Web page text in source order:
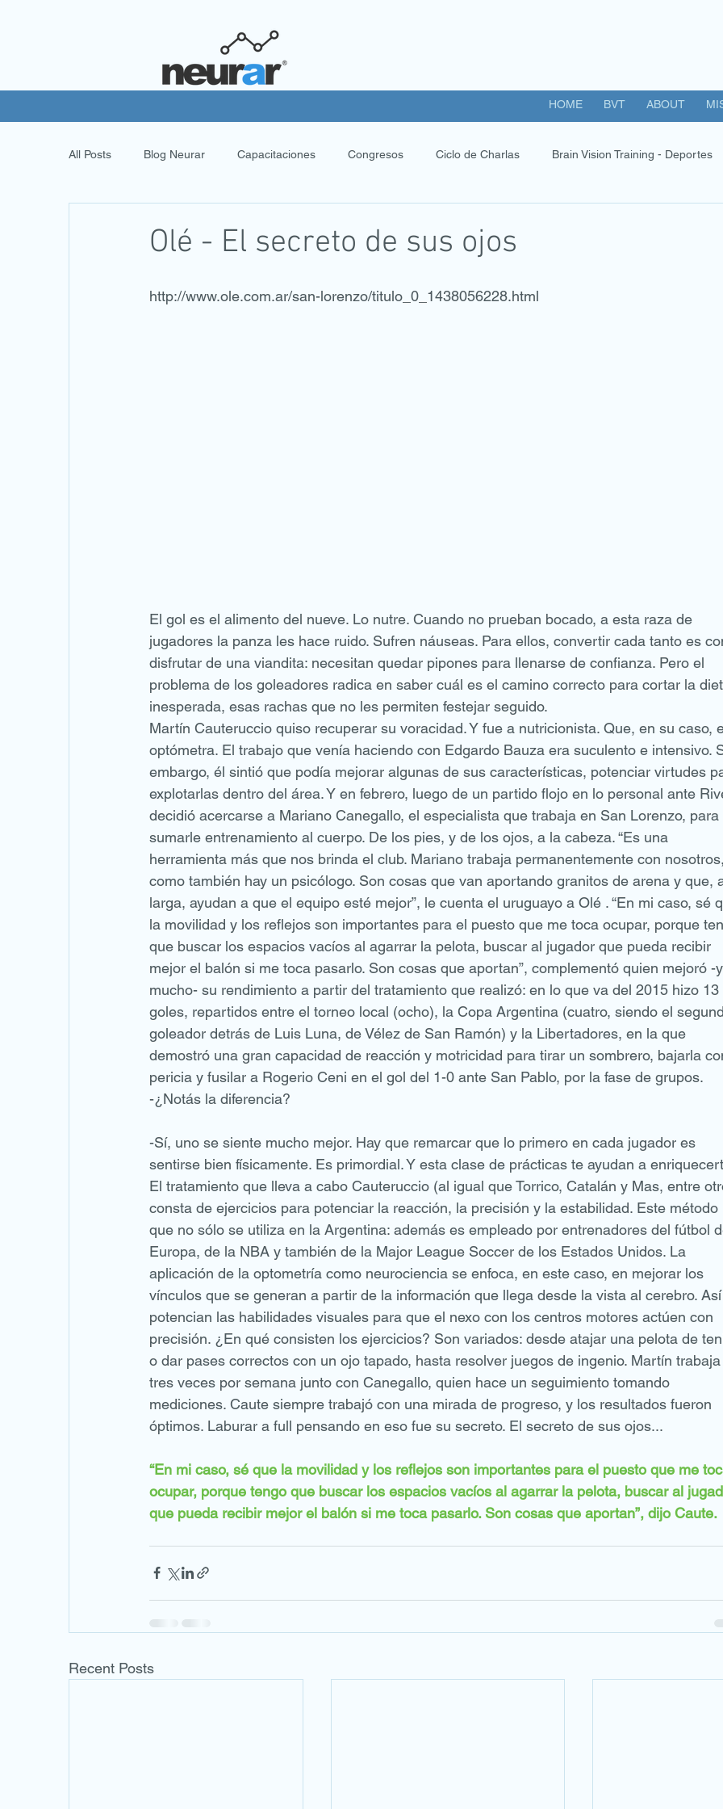
HOME BVT ABOUT
All Posts Blog Neurar Capacitaciones Congresos Ciclo de Charlas Brain Vision Training - Deportes
Olé - El secreto de sus ojos
http://www.ole.com.ar/san-lorenzo/titulo_0_1438056228.html
El gol es el alimento del nueve. Lo nutre. Cuando no prueban bocado, a esta raza de
jugadores la panza les hace ruido. Sufren náuseas. Para ellos, convertir cada tanto es
disfrutar de una viandita: necesitan quedar pipones para llenarse de confianza. Pero el
problema de los goleadores radica en saber cuál es el camino correcto para cortar la
inesperada, esas rachas que no les permiten festejar seguido.
Martín Cauteruccio quiso recuperar su voracidad. Y fue a nutricionista. Que, en su caso,
optómetra. El trabajo que venía haciendo con Edgardo Bauza era suculento e intensivo.
embargo, él sintió que podía mejorar algunas de sus características, potenciar virtudes
explotarlas dentro del área. Y en febrero, luego de un partido flojo en lo personal ante
decidió acercarse a Mariano Canegallo, el especialista que trabaja en San Lorenzo, para
sumarle entrenamiento al cuerpo. De los pies, y de los ojos, a la cabeza. “Es una
herramienta más que nos brinda el club. Mariano trabaja permanentemente con nosotros,
como también hay un psicólogo. Son cosas que van aportando granitos de arena y que,
larga, ayudan a que el equipo esté mejor”, le cuenta el uruguayo a Olé . “En mi caso, sé
la movilidad y los reflejos son importantes para el puesto que me toca ocupar, porque
que buscar los espacios vacíos al agarrar la pelota, buscar al jugador que pueda recibir
mejor el balón si me toca pasarlo. Son cosas que aportan”, complementó quien mejoró -y
mucho- su rendimiento a partir del tratamiento que realizó: en lo que va del 2015 hizo 13
goles, repartidos entre el torneo local (ocho), la Copa Argentina (cuatro, siendo el
goleador detrás de Luis Luna, de Vélez de San Ramón) y la Libertadores, en la que
demostró una gran capacidad de reacción y motricidad para tirar un sombrero, bajarla
pericia y fusilar a Rogerio Ceni en el gol del 1-0 ante San Pablo, por la fase de grupos.
-¿Notás la diferencia?
-Sí, uno se siente mucho mejor. Hay que remarcar que lo primero en cada jugador es
sentirse bien físicamente. Es primordial. Y esta clase de prácticas te ayudan a
El tratamiento que lleva a cabo Cauteruccio (al igual que Torrico, Catalán y Mas, entre
consta de ejercicios para potenciar la reacción, la precisión y la estabilidad. Este método
que no sólo se utiliza en la Argentina: además es empleado por entrenadores del fútbol
Europa, de la NBA y también de la Major League Soccer de los Estados Unidos. La
aplicación de la optometría como neurociencia se enfoca, en este caso, en mejorar los
vínculos que se generan a partir de la información que llega desde la vista al cerebro.
potencian las habilidades visuales para que el nexo con los centros motores actúen con
precisión. ¿En qué consisten los ejercicios? Son variados: desde atajar una pelota de
o dar pases correctos con un ojo tapado, hasta resolver juegos de ingenio. Martín trabaja
tres veces por semana junto con Canegallo, quien hace un seguimiento tomando
mediciones. Caute siempre trabajó con una mirada de progreso, y los resultados fueron
óptimos. Laburar a full pensando en eso fue su secreto. El secreto de sus ojos...
“En mi caso, sé que la movilidad y los reflejos son importantes para el puesto que me
ocupar, porque tengo que buscar los espacios vacíos al agarrar la pelota, buscar al
que pueda recibir mejor el balón si me toca pasarlo. Son cosas que aportan”, dijo Caute.
Recent Posts